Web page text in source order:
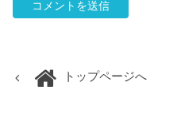
トップページへ